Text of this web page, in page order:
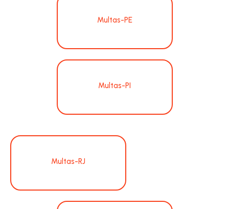
Multas-PE
Multas-PI
Multas-RJ